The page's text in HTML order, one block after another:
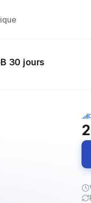
30 jours